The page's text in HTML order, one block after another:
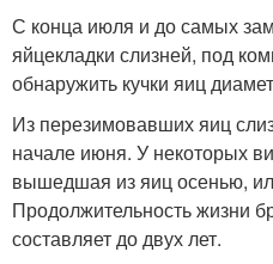
С конца июля и до самых
яйцекладки слизней, под
обнаружить кучки яиц
Из перезимовавших яиц
начале июня. У некоторых
вышедшая из яиц осенью,
Продолжительность жизни
составляет до двух лет.